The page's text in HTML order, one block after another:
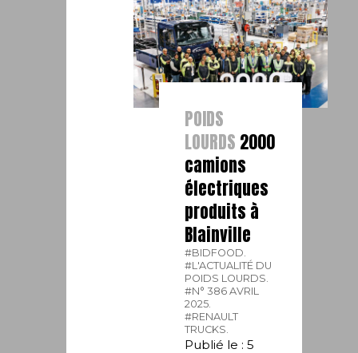
POIDS
LOURDS 2000
camions
électriques
produits à
Blainville
#BIDFOOD.
#L'ACTUALITÉ DU
POIDS LOURDS.
#N° 386 AVRIL
2025.
#RENAULT
TRUCKS.
Publié le : 5